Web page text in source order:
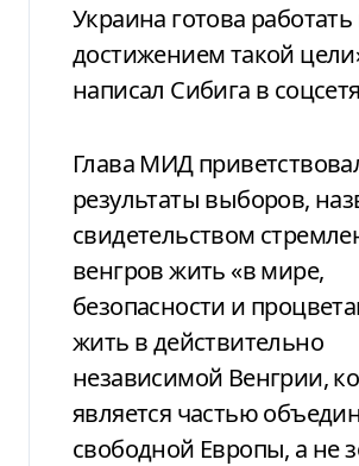
Украина готова
достижением такой
написал Сибига в
Глава МИД
результаты выборов,
свидетельством
венгров жить «в мире,
безопасности и
жить в действительно
независимой Венгрии,
является частью
свободной Европы, а не